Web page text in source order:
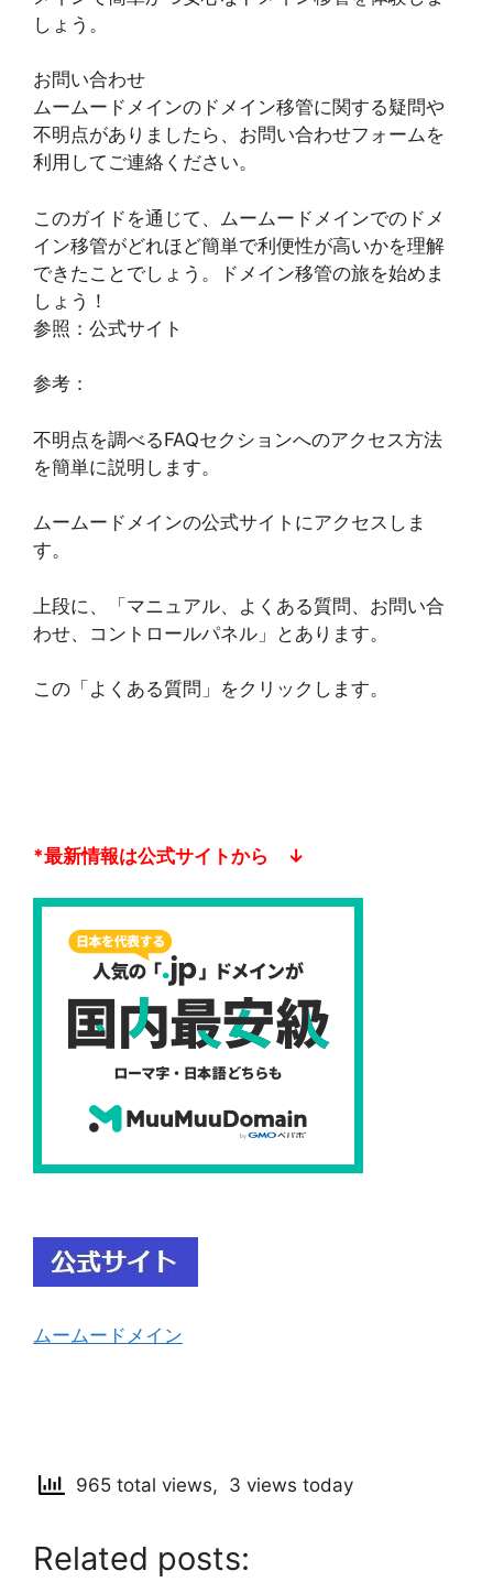
しょう。
お問い合わせ
ムームードメインのドメイン移管に関する疑問や
不明点がありましたら、お問い合わせフォームを
利用してご連絡ください。
このガイドを通じて、ムームードメインでのドメ
イン移管がどれほど簡単で利便性が高いかを理解
できたことでしょう。ドメイン移管の旅を始めま
しょう！
参照：公式サイト
参考：
不明点を調べるFAQセクションへのアクセス方法
を簡単に説明します。
ムームードメインの公式サイトにアクセスしま
す。
上段に、「マニュアル、よくある質問、お問い合
わせ、コントロールパネル」とあります。
この「よくある質問」をクリックします。
*最新情報は公式サイトから ↓
ムームードメイン
965 total views, 3 views today
Related posts: